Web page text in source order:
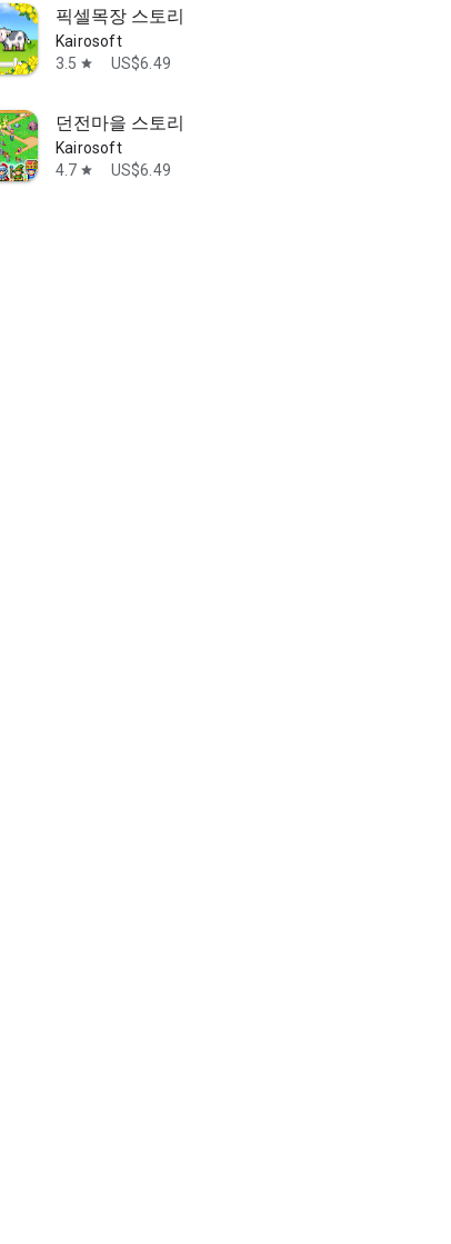
픽셀목장 스토리
Kairosoft
3.5 star US$6.49
던전마을 스토리
Kairosoft
4.7 star US$6.49